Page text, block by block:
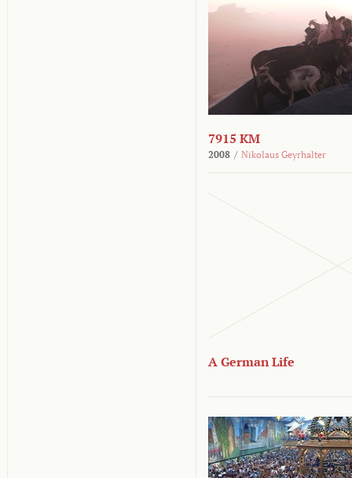
7915 KM
2008 / Nikolaus Geyrhalter
A German Life